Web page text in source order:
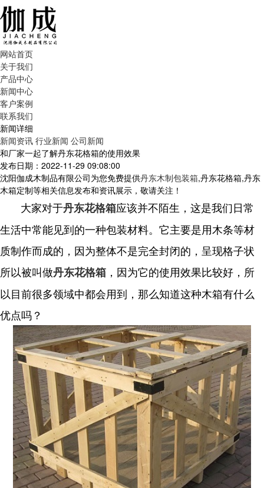
网站首页
关于我们
产品中心
新闻中心
客户案例
联系我们
新闻详细
新闻资讯 行业新闻 公司新闻
和厂家一起了解丹东花格箱的使用效果
发布日期：2022-11-29 09:08:00
沈阳伽成木制品有限公司为您免费提供丹东木制包装箱,丹东花格箱,丹东
木箱定制等相关信息发布和资讯展示，敬请关注！
大家对于丹东花格箱应该并不陌生，这是我们日常
生活中常能见到的一种包装材料。它主要是用木条等材
质制作而成的，因为整体不是完全封闭的，呈现格子状
所以被叫做丹东花格箱 ，因为它的使用效果比较好，所
以目前很多领域中都会用到，那么知道这种木箱有什么
优点吗？